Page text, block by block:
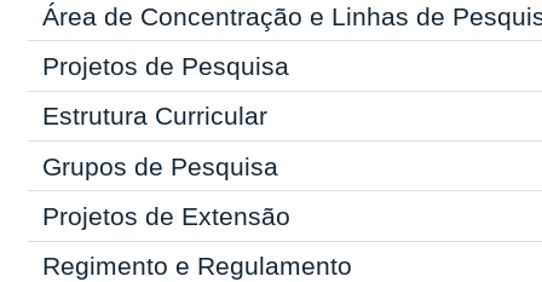
Área de Concentração e Linhas de
Projetos de Pesquisa
Estrutura Curricular
Grupos de Pesquisa
Projetos de Extensão
Regimento e Regulamento